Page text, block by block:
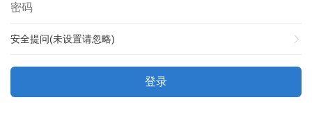
安全提问(未设置请忽略)
登录